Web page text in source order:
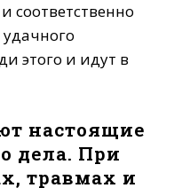
соответственно
этого и идут в
настоящие
дела. При
травмах и